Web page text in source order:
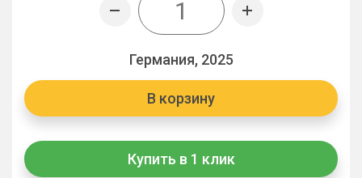
Германия, 2025
В корзину
Купить в 1 клик